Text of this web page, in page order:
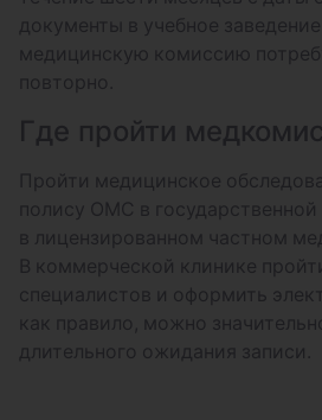
документы в учебное
медицинскую комиссию
повторно.
Где пройти
Пройти медицинское
полису ОМС в
в лицензированном частном
В коммерческой клинике
специалистов и оформить
как правило, можно
длительного ожидания записи.